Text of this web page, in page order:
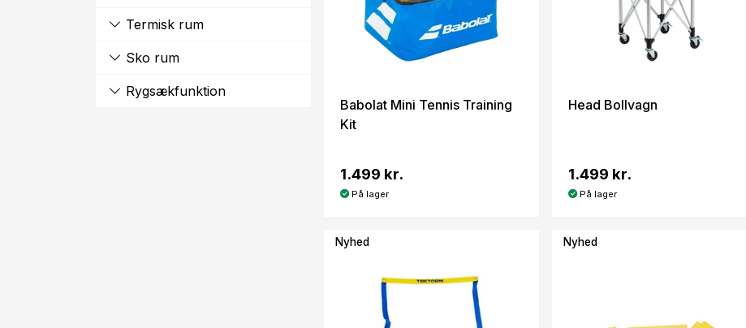
Termisk rum
Sko rum
Rygsækfunktion
Babolat Mini Tennis Training
Kit
1.499 kr.
På lager
Head Bollvagn
1.499 kr.
På lager
Nyhed Nyhed